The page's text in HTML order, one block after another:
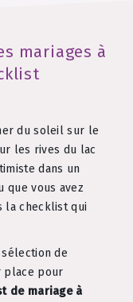
mariages à
du soleil sur le
les rives du lac
dans un
que vous avez
la checklist qui
de
place pour
de mariage à